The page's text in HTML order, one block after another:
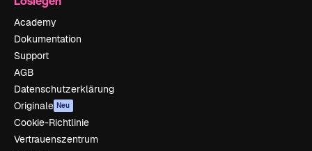
Academy
Dokumentation
Support
AGB
Datenschutzerklärung
Originale Neu
Cookie-Richtlinie
Vertrauenszentrum